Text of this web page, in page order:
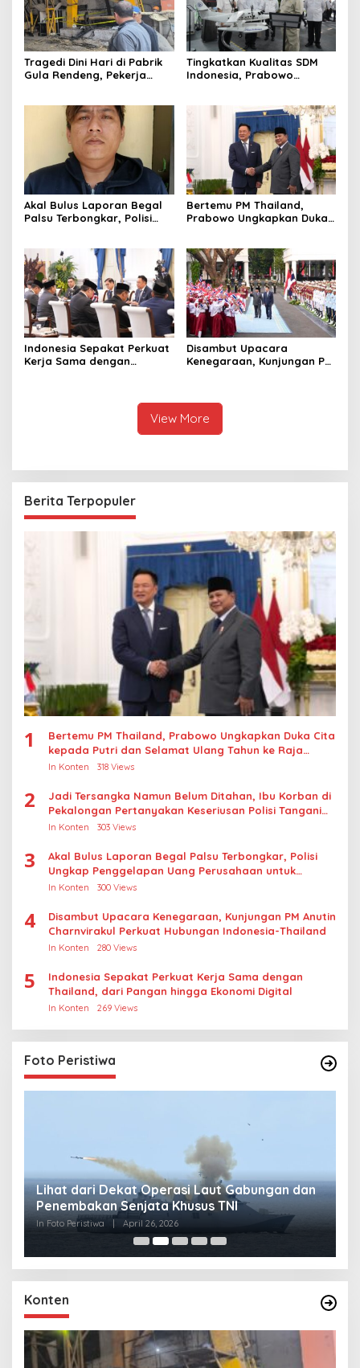
Tragedi Dini Hari di Pabrik
Gula Rendeng, Pekerja
Tingkatkan Kualitas SDM
Indonesia, Prabowo
Terbaik Dunia
Akal Bulus Laporan Begal
Palsu Terbongkar, Polisi
Bertemu PM Thailand,
Prabowo Ungkapkan Duka
Raja Thailand
Indonesia Sepakat Perkuat
Kerja Sama dengan
Disambut Upacara
Kenegaraan, Kunjungan PM
View More
Berita Terpopuler
1
Bertemu PM Thailand, Prabowo Ungkapkan Duka Cita
kepada Putri dan Selamat Ulang Tahun ke Raja
Thailand
In Konten 318 Views
2
Jadi Tersangka Namun Belum Ditahan, Ibu Korban di
Pekalongan Pertanyakan Keseriusan Polisi Tangani
Kasus Rudapksa Sampai Anaknya Hamil
In Konten 303 Views
3
Akal Bulus Laporan Begal Palsu Terbongkar, Polisi
Ungkap Penggelapan Uang Perusahaan untuk
Crypto
In Konten 300 Views
4
Disambut Upacara Kenegaraan, Kunjungan PM Anutin
Charnvirakul Perkuat Hubungan Indonesia-Thailand
In Konten 280 Views
5
Indonesia Sepakat Perkuat Kerja Sama dengan
Thailand, dari Pangan hingga Ekonomi Digital
In Konten 269 Views
Foto Peristiwa
Lihat dari Dekat Operasi Laut Gabungan dan
Penembakan Senjata Khusus TNI
In Foto Peristiwa | April 26, 2026
Konten